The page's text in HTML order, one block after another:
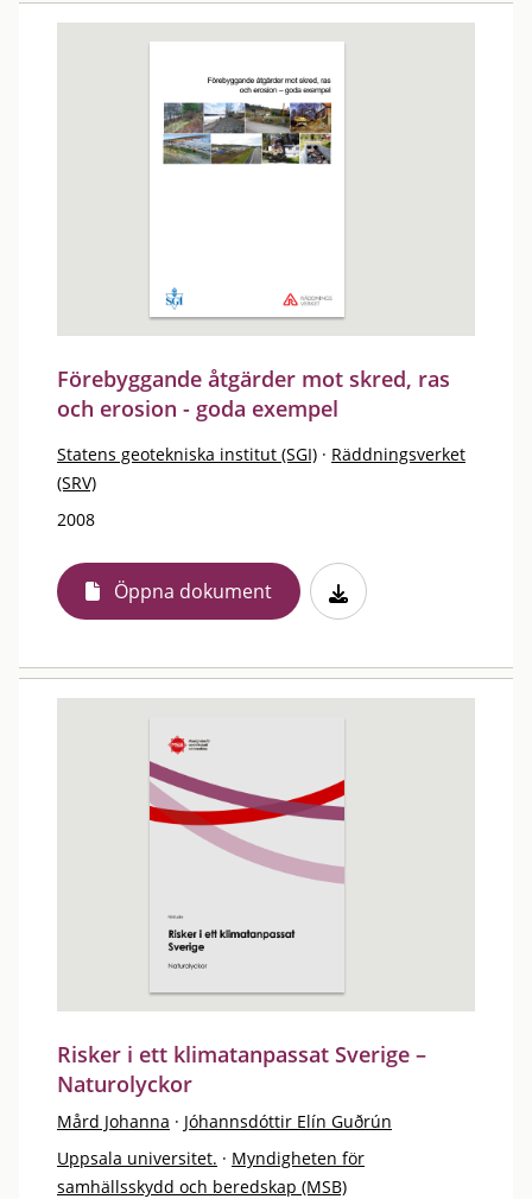
Förebyggande åtgärder mot skred, ras
och erosion - goda exempel
Statens geotekniska institut (SGI) · Räddningsverket
(SRV)
2008
Öppna dokument
Risker i ett klimatanpassat Sverige –
Naturolyckor
Mård Johanna · Jóhannsdóttir Elín Guðrún
Uppsala universitet. · Myndigheten för
samhällsskydd och beredskap (MSB)